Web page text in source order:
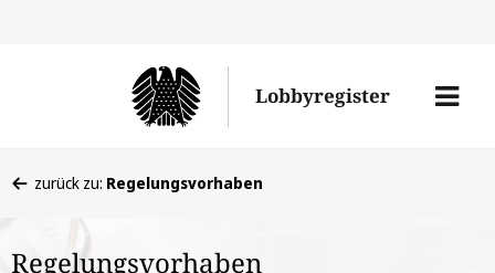
Lobbyregister
Menü
befinden
hier:
zurück zu: Regelungsvorhaben
Regelungsvorhaben